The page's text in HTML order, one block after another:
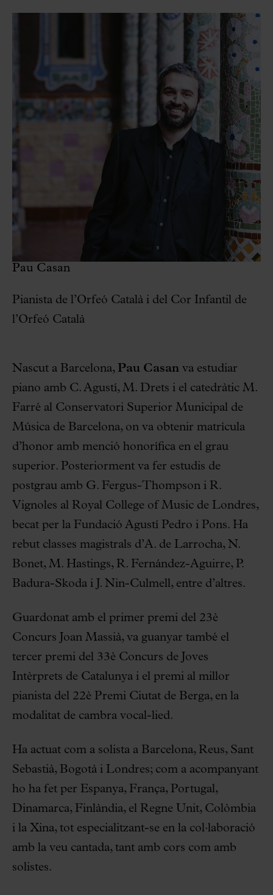
Pau Casan
Pianista de l’Orfeó Català i del Cor Infantil de
l’Orfeó Català
Nascut a Barcelona, Pau Casan va estudiar
piano amb C. Agustí, M. Drets i el catedràtic M.
Farré al Conservatori Superior Municipal de
Música de Barcelona, on va obtenir matrícula
d’honor amb menció honorífica en el grau
superior. Posteriorment va fer estudis de
postgrau amb G. Fergus-Thompson i R.
Vignoles al Royal College of Music de Londres,
becat per la Fundació Agustí Pedro i Pons. Ha
rebut classes magistrals d’A. de Larrocha, N.
Bonet, M. Hastings, R. Fernández-Aguirre, P.
Badura-Skoda i J. Nin-Culmell, entre d’altres.
Guardonat amb el primer premi del 23è
Concurs Joan Massià, va guanyar també el
tercer premi del 33è Concurs de Joves
Intèrprets de Catalunya i el premi al millor
pianista del 22è Premi Ciutat de Berga, en la
modalitat de cambra vocal-lied.
Ha actuat com a solista a Barcelona, Reus, Sant
Sebastià, Bogotà i Londres; com a acompanyant
ho ha fet per Espanya, França, Portugal,
Dinamarca, Finlàndia, el Regne Unit, Colòmbia
i la Xina, tot especialitzant-se en la col·laboració
amb la veu cantada, tant amb cors com amb
solistes.